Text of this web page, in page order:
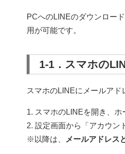
PCへのLINEのダウンロー
用が可能です。
1-1．スマホの
スマホのLINEにメールアド
1. スマホのLINEを開き、ホ
2. 設定画面から「アカウン
※以降は、
メールアドレス